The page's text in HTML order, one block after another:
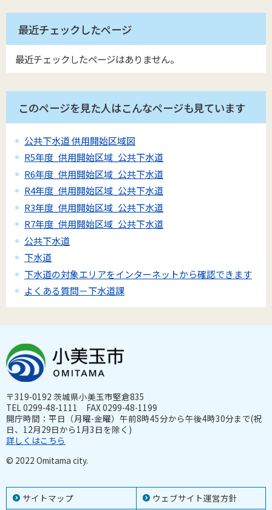
最近チェックしたページ
最近チェックしたページはありません。
このページを見た人はこんなページも見ています
公共下水道 供用開始区域図
R5年度_供用開始区域_公共下水道
R6年度_供用開始区域_公共下水道
R4年度_供用開始区域_公共下水道
R3年度_供用開始区域_公共下水道
R7年度_供用開始区域_公共下水道
公共下水道
下水道
下水道の対象エリアをインターネットから確認できます
よくある質問－下水道課
サイトマップ ウェブサイト運営方針
〒319-0192 茨城県小美玉市堅倉835
TEL 0299-48-1111 FAX 0299-48-1199
開庁時間：平日（月曜-金曜）午前8時45分から午後4時30分まで(祝
日、12月29日から1月3日を除く)
詳しくはこちら
© 2022 Omitama city.